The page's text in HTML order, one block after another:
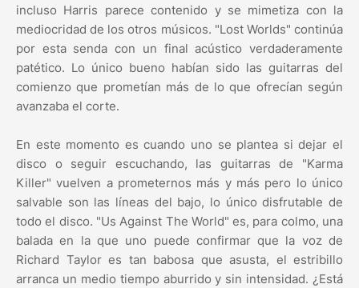
incluso Harris parece contenido y se mimetiza con la
mediocridad de los otros músicos. "Lost Worlds" continúa
por esta senda con un final acústico verdaderamente
patético. Lo único bueno habían sido las guitarras del
comienzo que prometían más de lo que ofrecían según
avanzaba el corte.
En este momento es cuando uno se plantea si dejar el
disco o seguir escuchando, las guitarras de "Karma
Killer" vuelven a prometernos más y más pero lo único
salvable son las líneas del bajo, lo único disfrutable de
todo el disco. "Us Against The World" es, para colmo, una
balada en la que uno puede confirmar que la voz de
Richard Taylor es tan babosa que asusta, el estribillo
arranca un medio tiempo aburrido y sin intensidad. ¿Está